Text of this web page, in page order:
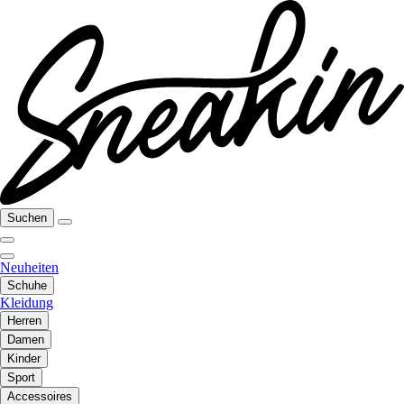
Suchen
Neuheiten
Schuhe
Kleidung
Herren
Damen
Kinder
Sport
Accessoires